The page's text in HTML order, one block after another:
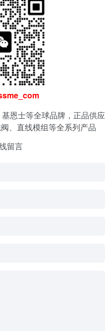
恩士等全球品牌，正品供应
、直线模组等全系列产品
留言